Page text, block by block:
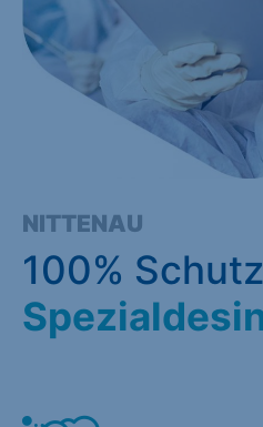
NITTENAU
100%